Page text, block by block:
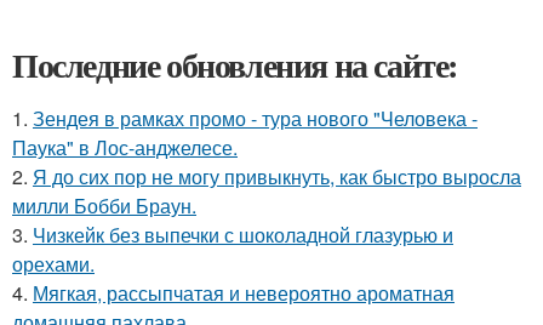
Последние обновления на сайте:
1. Зендея в рамках промо - тура нового "Человека -
Паука" в Лос-анджелесе.
2. Я до сих пор не могу привыкнуть, как быстро выросла
милли Бобби Браун.
3. Чизкейк без выпечки с шоколадной глазурью и
орехами.
4. Мягкая, рассыпчатая и невероятно ароматная